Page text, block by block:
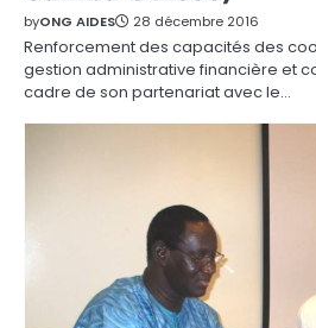
byONG AIDES 28 décembre 2016
Renforcement des capacités des
gestion administrative financière et
cadre de son partenariat avec le…